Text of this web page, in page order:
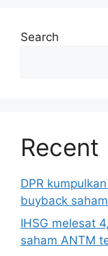
Search
Recent
DPR
buyback saham
IHSG melesat
saham ANTM